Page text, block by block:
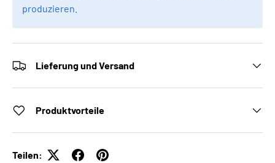
produzieren.
Lieferung und Versand
Produktvorteile
Teilen: